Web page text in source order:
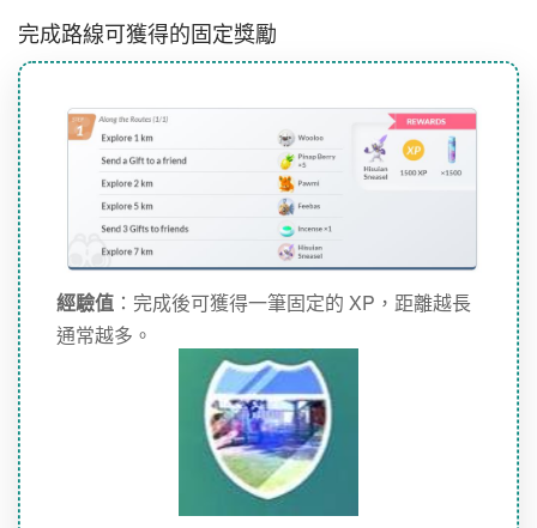
完成路線可獲得的固定獎勵
經驗值：完成後可獲得一筆固定的 XP，距離越長
通常越多。